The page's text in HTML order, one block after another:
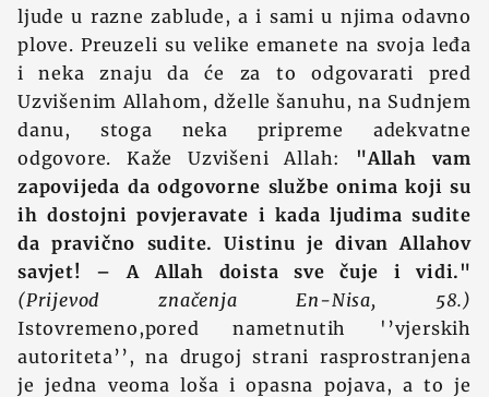
ljude u razne zablude, a i sami u njima odavno
plove. Preuzeli su velike emanete na svoja leđa
i neka znaju da će za to odgovarati pred
Uzvišenim Allahom, dželle šanuhu, na Sudnjem
danu, stoga neka pripreme adekvatne
odgovore. Kaže Uzvišeni Allah: "Allah vam
zapovijeda da odgovorne službe onima koji su
ih dostojni povjeravate i kada ljudima sudite
da pravično sudite. Uistinu je divan Allahov
savjet! – A Allah doista sve čuje i vidi."
(Prijevod značenja En-Nisa, 58.)
Istovremeno,pored nametnutih '’vjerskih
autoriteta’’, na drugoj strani rasprostranjena
je jedna veoma loša i opasna pojava, a to je